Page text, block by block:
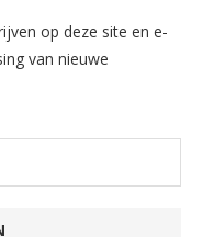
op deze site en e-
van nieuwe